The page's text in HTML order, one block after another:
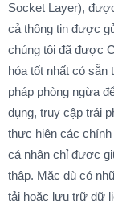
Socket Layer),
cả thông tin được
chúng tôi đã được
hóa tốt nhất có sẵn
pháp phòng ngừa
dụng, truy cập trái
thực hiện các
cá nhân chỉ được
thập. Mặc dù có
tải hoặc lưu trữ dữ